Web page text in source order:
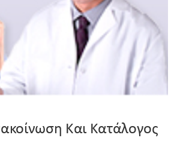
Και Κατάλογος